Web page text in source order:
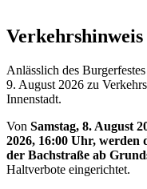
Anlässlich des
9. August 2026 zu
Innenstadt.
Von Samstag, 8. August
2026, 16:00 Uhr, werden
der Bachstraße ab
Haltverbote eingerichtet.